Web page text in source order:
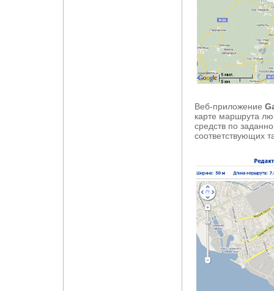
Веб-приложение
карте маршрута
средств по
соответствующих